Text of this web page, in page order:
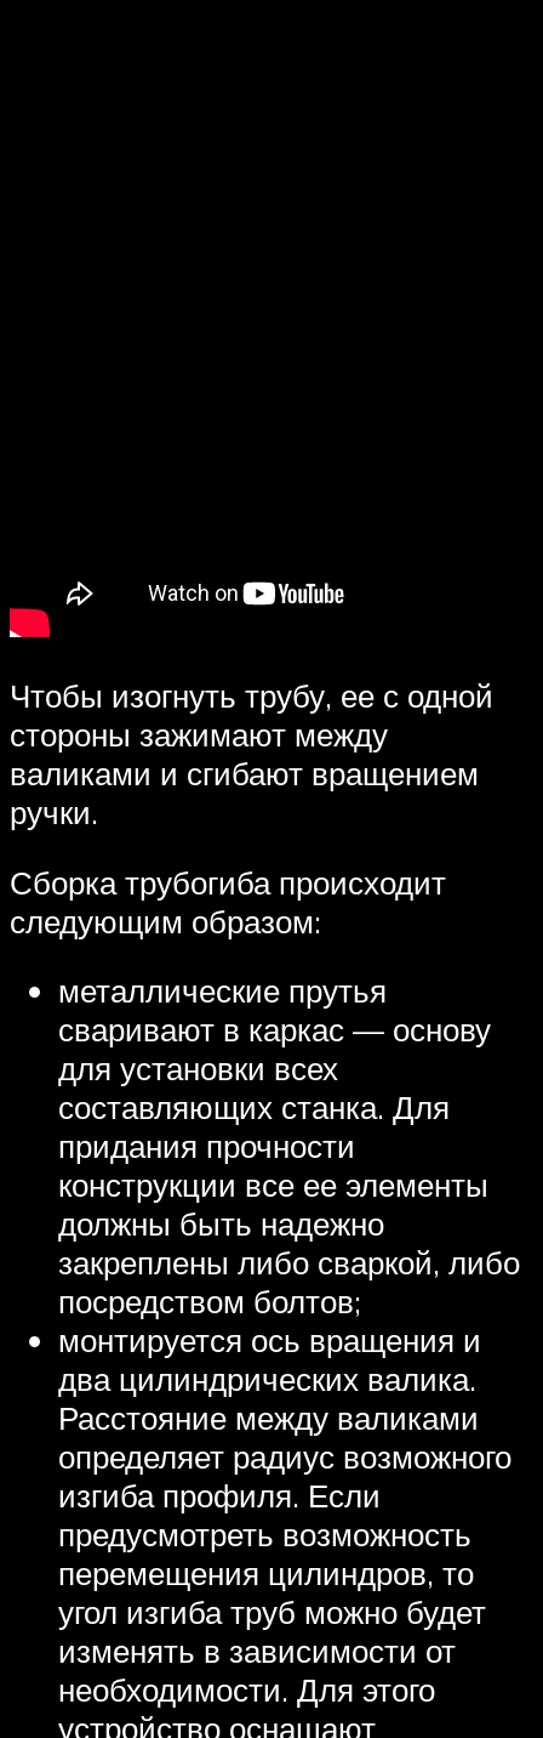
Чтобы изогнуть трубу, ее с одной
стороны зажимают между
валиками и сгибают вращением
ручки.
Сборка трубогиба происходит
следующим образом:
металлические прутья
сваривают в каркас — основу
для установки всех
составляющих станка. Для
придания прочности
конструкции все ее элементы
должны быть надежно
закреплены либо сваркой, либо
посредством болтов;
монтируется ось вращения и
два цилиндрических валика.
Расстояние между валиками
определяет радиус возможного
изгиба профиля. Если
предусмотреть возможность
перемещения цилиндров, то
угол изгиба труб можно будет
изменять в зависимости от
необходимости. Для этого
устройство оснащают